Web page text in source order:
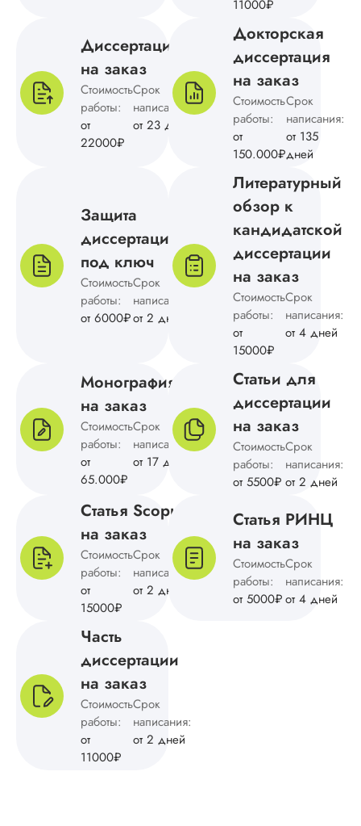
11000₽
Диссертация
на заказ
Стоимость
работы:
от
22000₽
Срок
написания:
от 23 дней
Докторская
диссертация
на заказ
Стоимость
работы:
от
150.000₽
Срок
написания:
от 135
дней
Защита
диссертации
под ключ
Стоимость
работы:
от 6000₽
Срок
написания:
от 2 дней
Литературный
обзор к
кандидатской
диссертации
на заказ
Стоимость
работы:
от
15000₽
Срок
написания:
от 4 дней
Монография
на заказ
Стоимость
работы:
от
65.000₽
Срок
написания:
от 17 дней
Статьи для
диссертации
на заказ
Стоимость
работы:
от 5500₽
Срок
написания:
от 2 дней
Статья Scopus
на заказ
Стоимость
работы:
от
15000₽
Срок
написания:
от 2 дней
Статья РИНЦ
на заказ
Стоимость
работы:
от 5000₽
Срок
написания:
от 4 дней
Часть
диссертации
на заказ
Стоимость
работы:
от
11000₽
Срок
написания:
от 2 дней
диссертация
Дата:2025-02-05
Кандидатская по
географии была
выполнена в
оговоренные
Преимущества:
выгодная схема
сотрудничества,
удобные способы
оплаты заказа,
качественное
написание и
оформление,
оригинальность
и т.д. Отношение к
клиентам хорошее,
стараются под...
Читать полный
Дима
Вид работы:
Кандидатская
диссертация
2025-01-10
Кандидатская по
географии была
выполнена в
оговоренные
Преимущества: